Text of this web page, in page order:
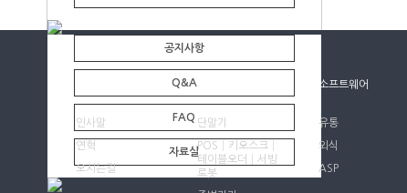
공지사항
Q&A
FAQ
자료실
인사말
연혁
오시는길
제품소개
단말기
POS│키오스크│
테이블오더│서빙
로봇
소프트웨어
유통
외식
ASP